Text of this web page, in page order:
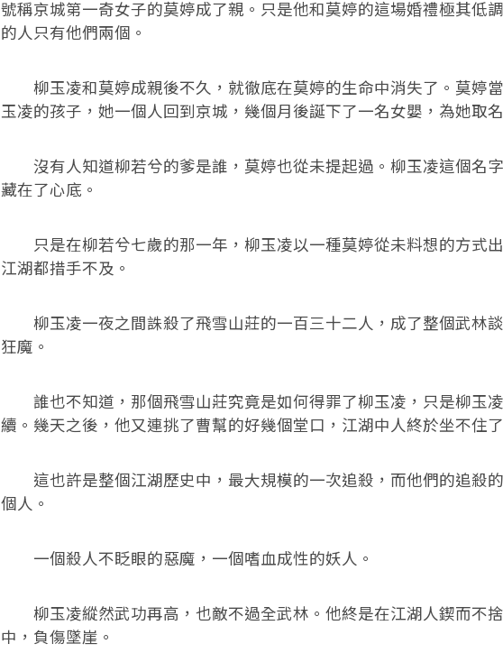
號稱京城第一奇女子的莫婷成了親。只是他和莫婷的這場婚禮極其低
的人只有他們兩個。
柳玉凌和莫婷成親後不久，就徹底在莫婷的生命中消失了。莫婷
玉凌的孩子，她一個人回到京城，幾個月後誕下了一名女嬰，為她取名
沒有人知道柳若兮的爹是誰，莫婷也從未提起過。柳玉凌這個名
藏在了心底。
只是在柳若兮七歲的那一年，柳玉凌以一種莫婷從未料想的方式出
江湖都措手不及。
柳玉凌一夜之間誅殺了飛雪山莊的一百三十二人，成了整個武林
狂魔。
誰也不知道，那個飛雪山莊究竟是如何得罪了柳玉凌，只是柳玉
續。幾天之後，他又連挑了曹幫的好幾個堂口，江湖中人終於坐不住了
這也許是整個江湖歷史中，最大規模的一次追殺，而他們的追殺
個人。
一個殺人不眨眼的惡魔，一個嗜血成性的妖人。
柳玉凌縱然武功再高，也敵不過全武林。他終是在江湖人鍥而不
中，負傷墜崖。